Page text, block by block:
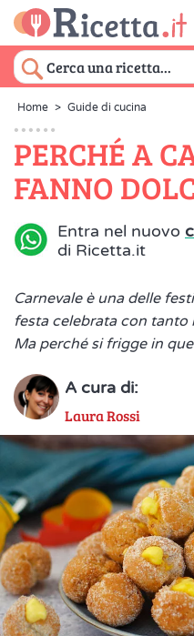
Home > Guide di cucina
PERCHÉ A
FANNO
Entra nel nuovo
di Ricetta.it
Carnevale è una delle
festa celebrata con
Ma perché si frigge in
A cura di:
Laura Rossi